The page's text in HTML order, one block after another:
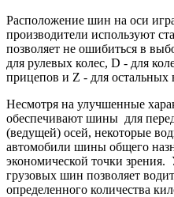
Расположение шин на оси
производители используют
позволяет не ошибиться в
для рулевых колес, D - для
прицепов и Z - для остальных
Несмотря на улучшенные
обеспечивают шины для
(ведущей) осей, некоторые
автомобили шины общего
экономической точки зрения.
грузовых шин позволяет
определенного количества